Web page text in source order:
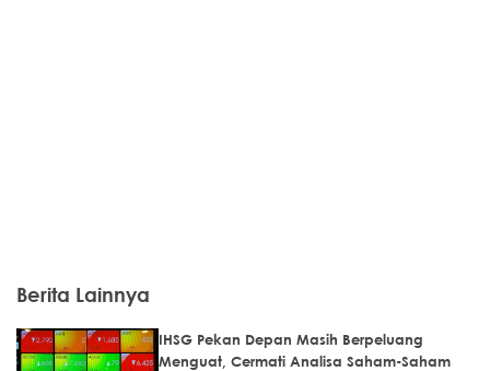
Berita Lainnya
IHSG Pekan Depan Masih Berpeluang
Menguat, Cermati Analisa Saham-Saham